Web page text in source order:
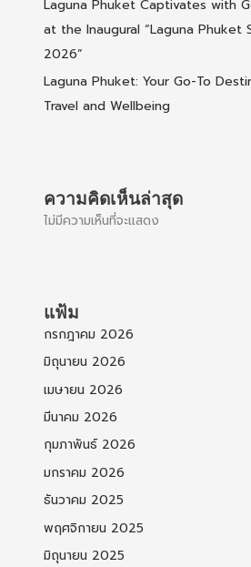
Laguna Phuket Captivates with
at the Inaugural “Laguna Phuket
2026”
Laguna Phuket: Your Go-To
Travel and Wellbeing
ความคิดเห็นล่าสุด
ไม่มีความเห็นที่จะแสดง
แฟ้ม
กรกฎาคม 2026
มิถุนายน 2026
เมษายน 2026
มีนาคม 2026
กุมภาพันธ์ 2026
มกราคม 2026
ธันวาคม 2025
พฤศจิกายน 2025
มิถุนายน 2025